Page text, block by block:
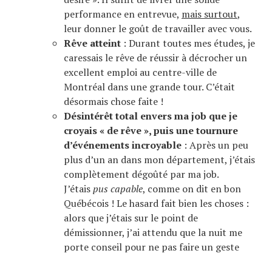
performance en entrevue, mais surtout,
leur donner le goût de travailler avec vous.
Rêve atteint : Durant toutes mes études, je
caressais le rêve de réussir à décrocher un
excellent emploi au centre-ville de
Montréal dans une grande tour. C’était
désormais chose faite !
Désintérêt total envers ma job que je
croyais « de rêve », puis une tournure
d’événements incroyable : Après un peu
plus d’un an dans mon département, j’étais
complètement dégoûté par ma job.
J’étaispus capable, comme on dit en bon
Québécois ! Le hasard fait bien les choses :
alors que j’étais sur le point de
démissionner, j’ai attendu que la nuit me
porte conseil pour ne pas faire un geste